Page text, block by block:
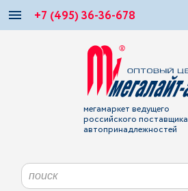
+7 (495) 36-36-678
мегамаркет ведущего
российского поставщика
автопринадлежностей